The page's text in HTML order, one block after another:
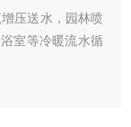
送水，园林喷
、浴室等冷暖流水循